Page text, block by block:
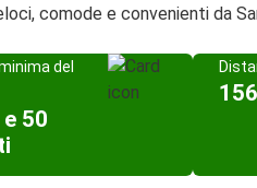
comode e convenienti da
del
50